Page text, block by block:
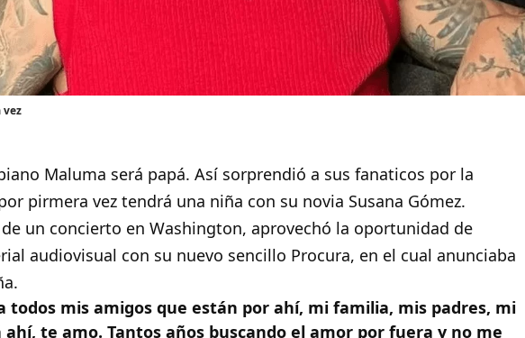
vez
Maluma será papá. Así sorprendió a sus fanaticos por la
pirmera vez tendrá una niña con su novia Susana Gómez.
un concierto en Washington, aprovechó la oportunidad de
audiovisual con su nuevo sencillo Procura, en el cual anunciaba
todos mis amigos que están por ahí, mi familia, mis padres, mi
ahí, te amo. Tantos años buscando el amor por fuera y no me